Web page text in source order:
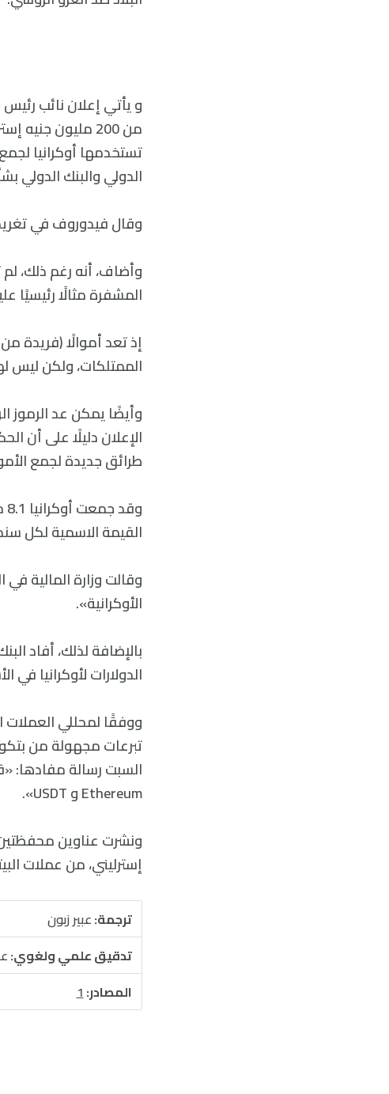
و يأتي إعلان نائب
من 200 مليون
تستخدمها أوكرانيا
الدولي والبنك الدولي
وقال فيدوروف في
وأضاف، أنه رغم ذلك،
المشفرة مثالًا رئيسيًا
إذ تعد أموالًا (فريدة
الممتلكات، ولكن
وأيضًا يمكن عد الرموز
الإعلان دليلًا على أن
طرائق جديدة لجمع
القيمة الاسمية لكل سند مدته عام واحد 1000
وقالت وزارة المالية
الأوكرانية».
بالإضافة لذلك، أفاد
الدولارات لأوكرانيا في
ووفقًا لمحللي العملات
تبرعات مجهولة من
Ethereum و USDT».
إسترليني، من عملات
ترجمة:عبير زبون
تدقيق علمي ولغوي:
المصادر:1